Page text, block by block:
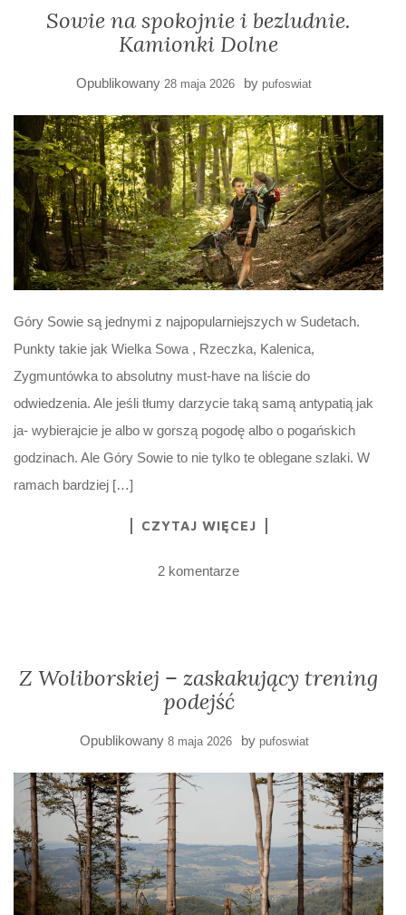
Sowie na spokojnie i bezludnie.
Kamionki Dolne
Opublikowany 28 maja 2026 by pufoswiat
Góry Sowie są jednymi z najpopularniejszych w Sudetach.
Punkty takie jak Wielka Sowa , Rzeczka, Kalenica,
Zygmuntówka to absolutny must-have na liście do
odwiedzenia. Ale jeśli tłumy darzycie taką samą antypatią jak
ja- wybierajcie je albo w gorszą pogodę albo o pogańskich
godzinach. Ale Góry Sowie to nie tylko te oblegane szlaki. W
ramach bardziej […]
CZYTAJ WIĘCEJ
2 komentarze
Z Woliborskiej – zaskakujący trening
podejść
Opublikowany 8 maja 2026 by pufoswiat